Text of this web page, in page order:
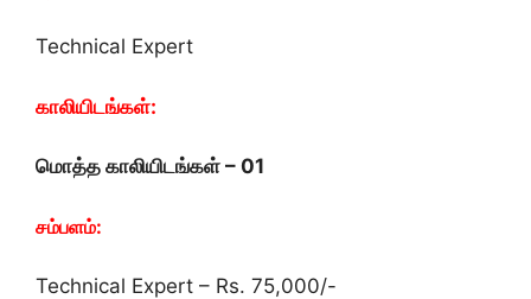
Technical Expert
காலியிடங்கள்:
மொத்த காலியிடங்கள் – 01
சம்பளம்:
Technical Expert – Rs. 75,000/-